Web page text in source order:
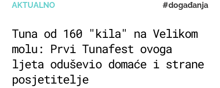
AKTUALNO #događanja
Tuna od 160 "kila" na Velikom
molu: Prvi Tunafest ovoga
ljeta oduševio domaće i strane
posjetitelje